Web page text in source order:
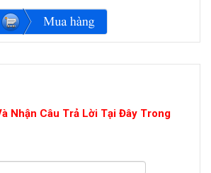
Nhận Câu Trả Lời Tại Đây Trong